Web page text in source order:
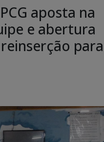
aposta na
e abertura
para